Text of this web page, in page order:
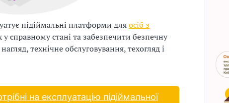
підіймальні платформи дляосіб з
справному стані та забезпечити безпечну
технічне обслуговування, техогляд і
на експлуатацію підіймальної